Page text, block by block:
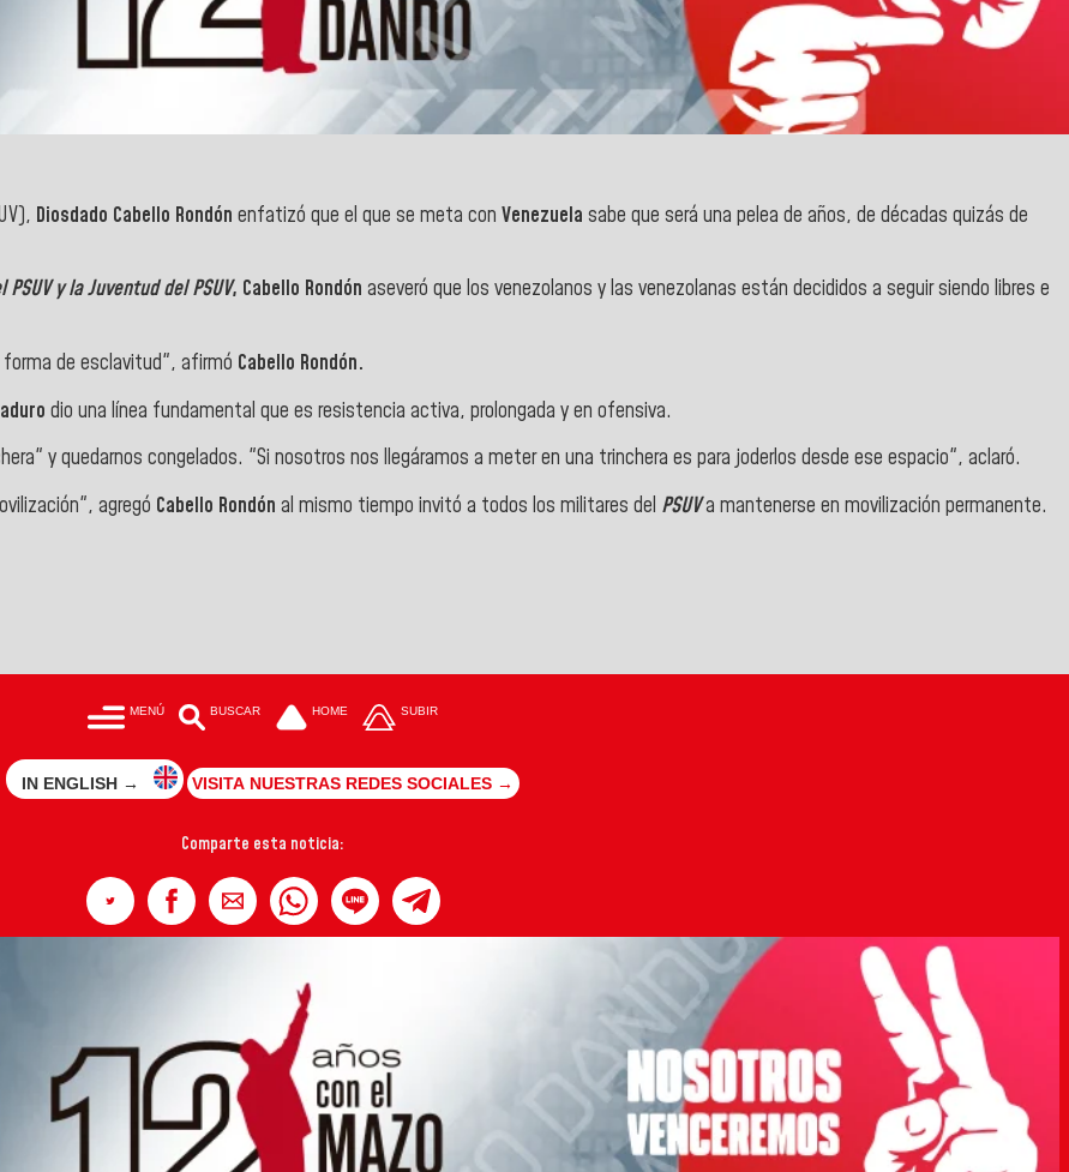
Diosdado Cabello Rondón enfatizó que el que se meta con Venezuela sabe que será una pelea de años, de décadas quizás de
y la Juventud del PSUV, Cabello Rondón aseveró que los venezolanos y las venezolanas están decididos a seguir siendo libres e
forma de esclavitud", afirmó Cabello Rondón.
dio una línea fundamental que es resistencia activa, prolongada y en ofensiva.
y quedarnos congelados. "Si nosotros nos llegáramos a meter en una trinchera es para joderlos desde ese espacio", aclaró.
agregó Cabello Rondón al mismo tiempo invitó a todos los militares del PSUVa mantenerse en movilización permanente.
MENÚ BUSCAR HOME SUBIR
IN ENGLISH → VISITA NUESTRAS REDES SOCIALES →
Comparte esta noticia: